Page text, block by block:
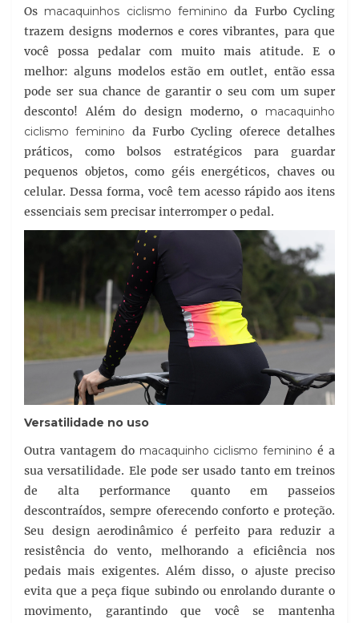
Os macaquinhos ciclismo feminino da Furbo Cycling
trazem designs modernos e cores vibrantes, para que
você possa pedalar com muito mais atitude. E o
melhor: alguns modelos estão em outlet, então essa
pode ser sua chance de garantir o seu com um super
desconto! Além do design moderno, o macaquinho
ciclismo feminino da Furbo Cycling oferece detalhes
práticos, como bolsos estratégicos para guardar
pequenos objetos, como géis energéticos, chaves ou
celular. Dessa forma, você tem acesso rápido aos itens
essenciais sem precisar interromper o pedal.
Versatilidade no uso
Outra vantagem do macaquinho ciclismo feminino é a
sua versatilidade. Ele pode ser usado tanto em treinos
de alta performance quanto em passeios
descontraídos, sempre oferecendo conforto e proteção.
Seu design aerodinâmico é perfeito para reduzir a
resistência do vento, melhorando a eficiência nos
pedais mais exigentes. Além disso, o ajuste preciso
evita que a peça fique subindo ou enrolando durante o
movimento, garantindo que você se mantenha